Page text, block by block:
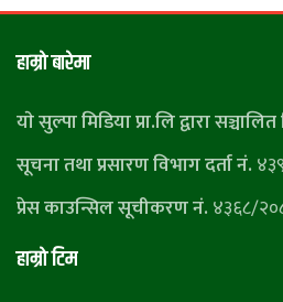
हाम्राे बारेमा
याे सुल्पा मिडिया प्रा.लि द्वारा
सूचना तथा प्रसारण विभाग दर्ता नं.
प्रेस काउन्सिल सूचीकरण नं. ४३६८/
हाम्राे टिम